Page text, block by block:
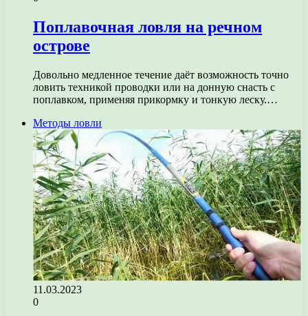
Поплавочная ловля на речном
острове
Довольно медленное течение даёт возможность точно
ловить техникой проводки или на донную снасть с
поплавком, применяя прикормку и тонкую леску.…
Методы ловли
11.03.2023
0